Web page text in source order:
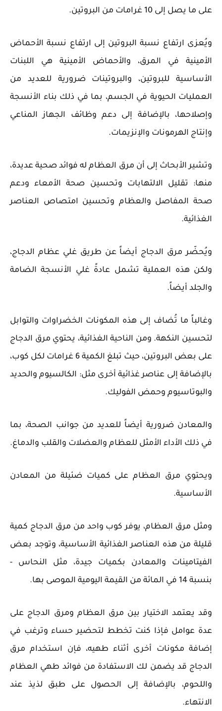
على ما يصل إلى 10 غرامات من البروتين.
ويُعزى ارتفاع نسبة البروتين إلى ارتفاع نسبة الأحماض
الأمينية في المرق، والأحماض الأمينية هي اللبنات
الأساسية للبروتين، والبروتينات ضرورية للعديد من
العمليات الحيوية في الجسم، بما في ذلك بناء الأنسجة
وإصلاحها، بالإضافة إلى دعم وظائف الجهاز المناعي
وإنتاج الهرمونات والإنزيمات.
وتشير الأبحاث إلى أن مرق العظام له فوائد صحية عديدة،
منها: تقليل الالتهابات وتحسين صحة الأمعاء ودعم
صحة المفاصل والعظام وتحسين امتصاص العناصر
الغذائية.
ويُحضّر مرق الدجاج أيضاً عن طريق غلي عظام الدجاج،
ولكن هذه العملية تشمل عادةً غلي الأنسجة الضامة
والجلد أيضاً.
وغالباً ما تُضاف إلى هذه المكونات الخضراوات والتوابل
لتحسين النكهة. ومن الناحية الغذائية، يحتوي مرق الدجاج
على بعض البروتين، حيث تبلغ الكمية 6 غرامات لكل كوب،
بالإضافة إلى عناصر غذائية أخرى مثل: الكالسيوم والحديد
والبوتاسيوم وحمض الفوليك.
والمعادن ضرورية أيضاً للعديد من جوانب الصحة، بما
في ذلك الأداء الأمثل للعظام والعضلات والقلب والدماغ.
ويحتوي مرق العظام على كميات ضئيلة من المعادن
الأساسية.
ومثل مرق العظام، يوفر كوب واحد من مرق الدجاج كمية
قليلة من هذه العناصر الغذائية الأساسية، وتوجد بعض
الفيتامينات والمعادن بكميات جيدة، مثل النحاس -
بنسبة 14 في المائة من القيمة اليومية الموصى بها.
وقد يعتمد الاختيار بين مرق العظام ومرق الدجاج على
عدة عوامل فإذا كنت تخطط لتحضير حساء وترغب في
إضافة مكونات أخرى أثناء طهيه، فإن استخدام مرق
الدجاج قد يضمن لك الاستفادة من فوائد طهي العظام
واللحوم، بالإضافة إلى الحصول على طبق لذيذ عند
الانتهاء.